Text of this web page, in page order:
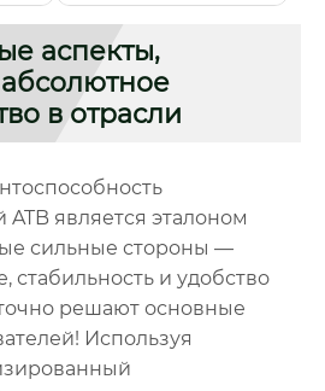
аспекты,
в отрасли
ATB является эталоном
сильные стороны —
стабильность и удобство
решают основные
Используя